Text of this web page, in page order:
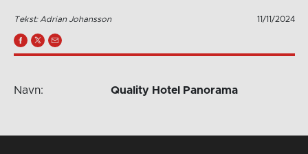
Tekst: Adrian Johansson 11/11/2024
Navn: Quality Hotel Panorama